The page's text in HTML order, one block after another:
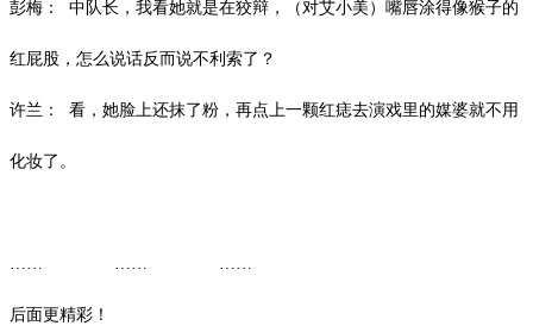
彭梅： 中队长，我看她就是在狡辩，（对艾小美）嘴唇涂得像猴子的
红屁股，怎么说话反而说不利索了？
许兰： 看，她脸上还抹了粉，再点上一颗红痣去演戏里的媒婆就不用
化妆了。
后面更精彩！